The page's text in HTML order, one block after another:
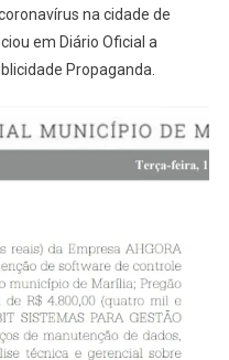
OS
LEITO
na cidade de
em Diário Oficial a
Propaganda.